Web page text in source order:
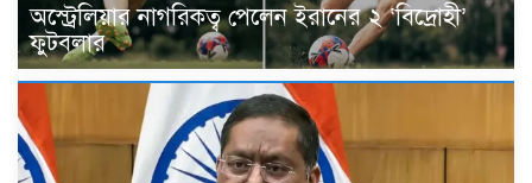
অস্ট্রেলিয়ার নাগরিকত্ব পেলেন ইরানের ২ ‘বিদ্রোহী’
ফুটবলার